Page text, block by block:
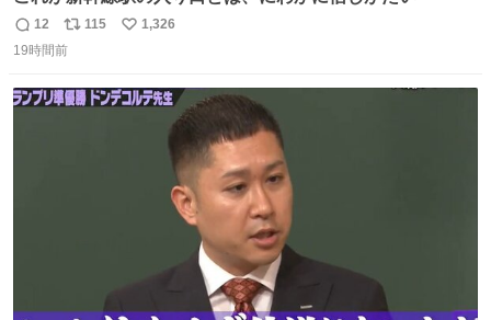
返
信
12
リ
ポ
ト
115
い
数
1,326
19時間前